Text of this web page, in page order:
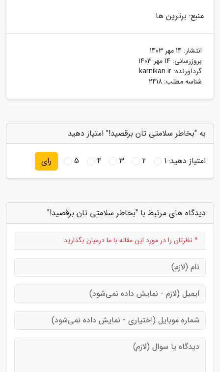
منبع: برترین ها
انتشار: 14 مهر 1403
بروزرسانی: 14 مهر 1403
گردآورنده: karnikan.ir
شناسه مطلب: 2418
به "بخاطر سلامتی تان برقصید!" امتیاز دهید
امتیاز دهید:1
2
3
4
5 رای
دیدگاه های مرتبط با "بخاطر سلامتی تان برقصید!"
* نظرتان را در مورد این مقاله با ما درمیان بگذارید